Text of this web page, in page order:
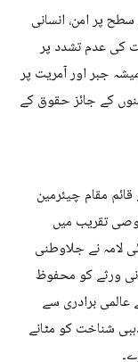
پر امن، انسانی
کی عدم تشدد پر
جبر اور آمریت پر
کے جائز حقوق کے
مقام چیئرمین
تقریب میں
لامہ نے جلاوطنی
ورثے کو محفوظ
عالمی برادری سے
شناخت کو مٹانے